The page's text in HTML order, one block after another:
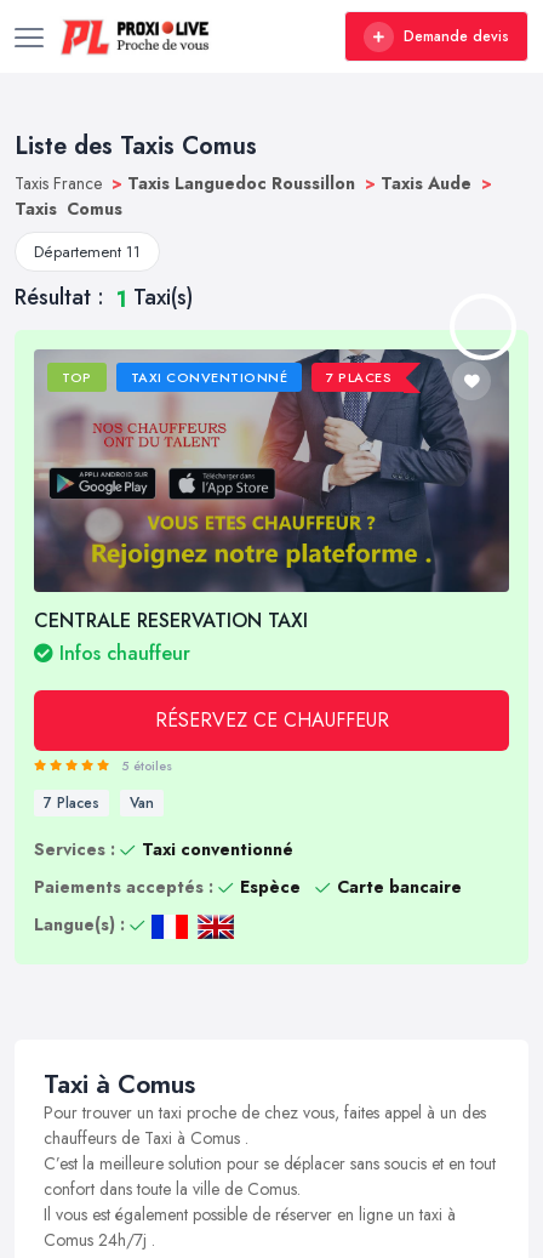
Demande devis
Liste des Taxis Comus
Taxis France > Taxis Languedoc Roussillon > Taxis Aude >
Taxis Comus
Département 11
Résultat : 1 Taxi(s)
TOP TAXI CONVENTIONNÉ 7 PLACES
CENTRALE RESERVATION TAXI
Infos chauffeur
RÉSERVEZ CE CHAUFFEUR
5 étoiles
7 Places Van
Services :
Taxi conventionné
Paiements acceptés :
Espèce
Carte bancaire
Langue(s) :
Taxi à Comus
Pour trouver un taxi proche de chez vous, faites appel à un des
chauffeurs de Taxi à Comus .
C’est la meilleure solution pour se déplacer sans soucis et en tout
confort dans toute la ville de Comus.
Il vous est également possible de réserver en ligne un taxi à
Comus 24h/7j .